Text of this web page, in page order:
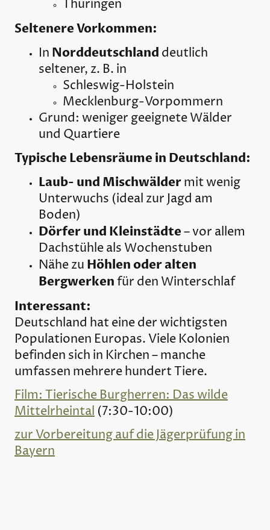
Thüringen
Seltenere Vorkommen:
In Norddeutschland deutlich
seltener, z. B. in
Schleswig-Holstein
Mecklenburg-Vorpommern
Grund: weniger geeignete Wälder
und Quartiere
Typische Lebensräume in Deutschland:
Laub- und Mischwäldermit wenig
Unterwuchs (ideal zur Jagd am
Boden)
Dörfer und Kleinstädte– vor allem
Dachstühle als Wochenstuben
Nähe zu Höhlen oder alten
Bergwerkenfür den Winterschlaf
Interessant:
Deutschland hat eine der wichtigsten
Populationen Europas. Viele Kolonien
befinden sich in Kirchen – manche
umfassen mehrere hundert Tiere.
Film: Tierische Burgherren: Das wilde
Mittelrheintal (7:30-10:00)
zur Vorbereitung auf die Jägerprüfung in
Bayern